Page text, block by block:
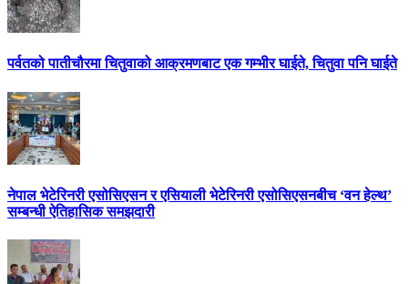
पर्वतको पातीचौरमा चितुवाको आक्रमणबाट एक गम्भीर घाईते, चितुवा पनि घाईते
नेपाल भेटेरिनरी एसोसिएसन र एसियाली भेटेरिनरी एसोसिएसनबीच ‘वन हेल्थ’
सम्बन्धी ऐतिहासिक समझदारी